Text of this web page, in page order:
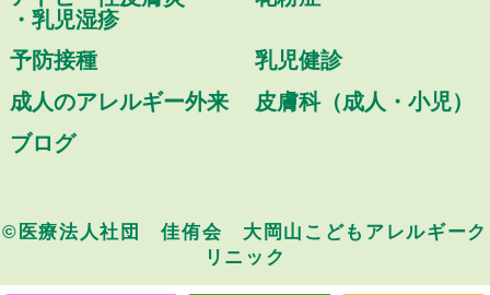
・乳児湿疹
予防接種
乳児健診
成人のアレルギー外来
皮膚科（成人・小児）
ブログ
©医療法人社団 佳侑会 大岡山こどもアレルギーク
リニック